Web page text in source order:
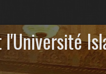
l'Université